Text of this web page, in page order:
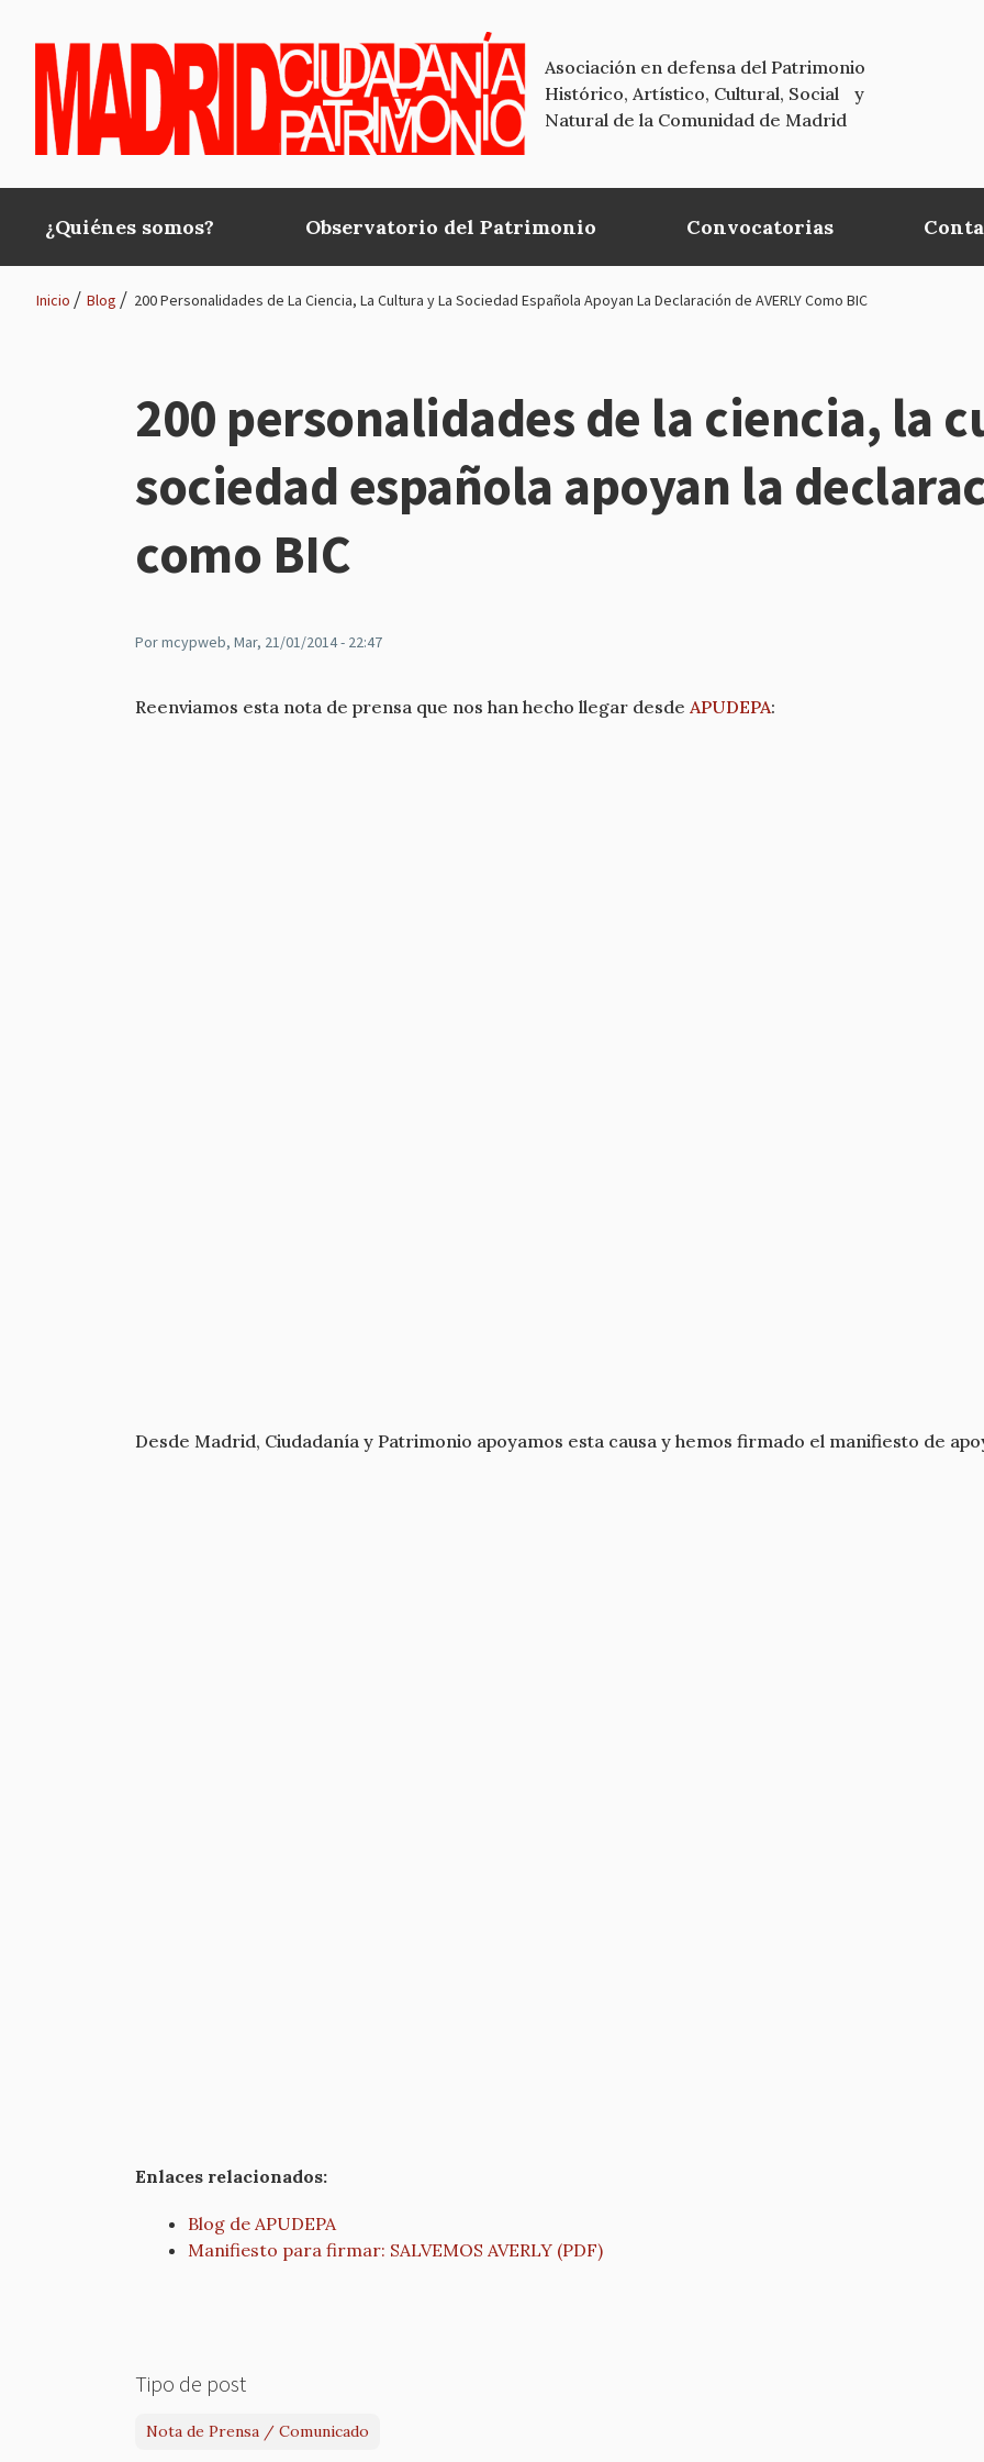
Asociación en defensa del Patrimonio
Histórico, Artístico, Cultural, Social y
Natural de la Comunidad de Madrid
Main
navigation
¿Quiénes somos? Observatorio del Patrimonio Convocatorias
Inicio Blog 200 Personalidades de La Ciencia, La Cultura y La Sociedad Española Apoyan La Declaración de AVERLY Como BIC
200 personalidades de la ciencia, la
sociedad española apoyan la
como BIC
Pormcypweb, Mar, 21/01/2014 - 22:47
Reenviamos esta nota de prensa que nos han hecho llegar desde APUDEPA:
Desde Madrid, Ciudadanía y Patrimonio apoyamos esta causa y hemos firmado el manifiesto de
Enlaces relacionados:
Blog de APUDEPA
Manifiesto para firmar: SALVEMOS AVERLY (PDF)
Tipo de post
Nota de Prensa / Comunicado